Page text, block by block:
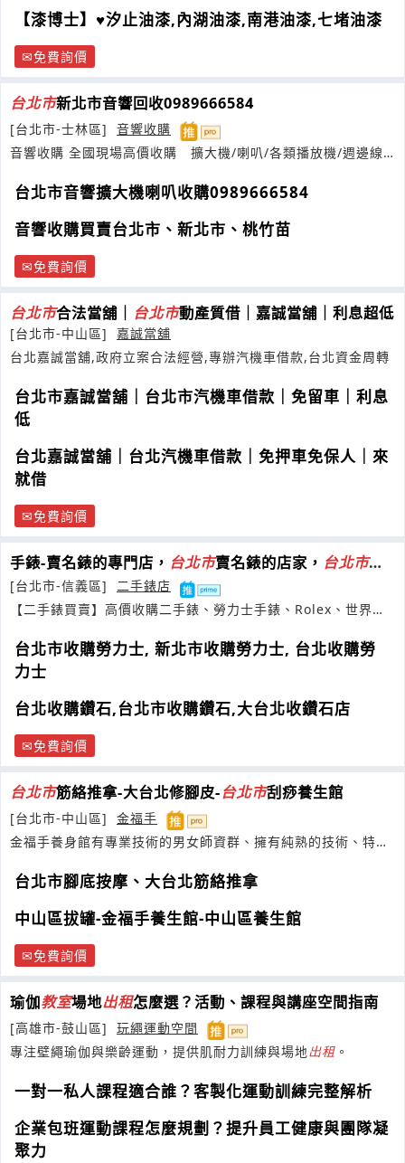
【漆博士】♥汐止油漆,內湖油漆,南港油漆,七堵油漆
免費詢價
台北市新北市音響回收0989666584
[台北市-士林區]
音響收購
音響收購 全國現場高價收購 擴大機/喇叭/各類播放機/週邊線
台北市音響擴大機喇叭收購0989666584
音響收購買賣台北市、新北市、桃竹苗
免費詢價
台北市合法當舖｜ 台北市動產質借｜嘉誠當舖｜利息超低
[台北市-中山區]
嘉誠當舖
台北嘉誠當舖,政府立案合法經營,專辦汽機車借款,台北資金周轉
台北市嘉誠當舖｜台北市汽機車借款｜免留車｜利息
低
台北嘉誠當舖｜台北汽機車借款｜免押車免保人｜來
就借
免費詢價
手錶-賣名錶的專門店， 台北市賣名錶的店家， 台北市賣
勞力士手錶
[台北市-信義區]
二手錶店
【二手錶買賣】高價收購二手錶、勞力士手錶、Rolex、世界名
台北市收購勞力士, 新北市收購勞力士, 台北收購勞
力士
台北收購鑽石,台北市收購鑽石,大台北收鑽石店
免費詢價
台北市筋絡推拿-大台北修腳皮-台北市刮痧養生館
[台北市-中山區]
金福手
金福手養身館有專業技術的男女師資群、擁有純熟的技術、特別
台北市腳底按摩、大台北筋絡推拿
中山區拔罐-金福手養生館-中山區養生館
免費詢價
瑜伽教室場地出租怎麼選？活動、課程與講座空間指南
[高雄市-鼓山區]
玩繩運動空間
專注壁繩瑜伽與樂齡運動，提供肌耐力訓練與場地出租 。
一對一私人課程適合誰？客製化運動訓練完整解析
企業包班運動課程怎麼規劃？提升員工健康與團隊凝
聚力